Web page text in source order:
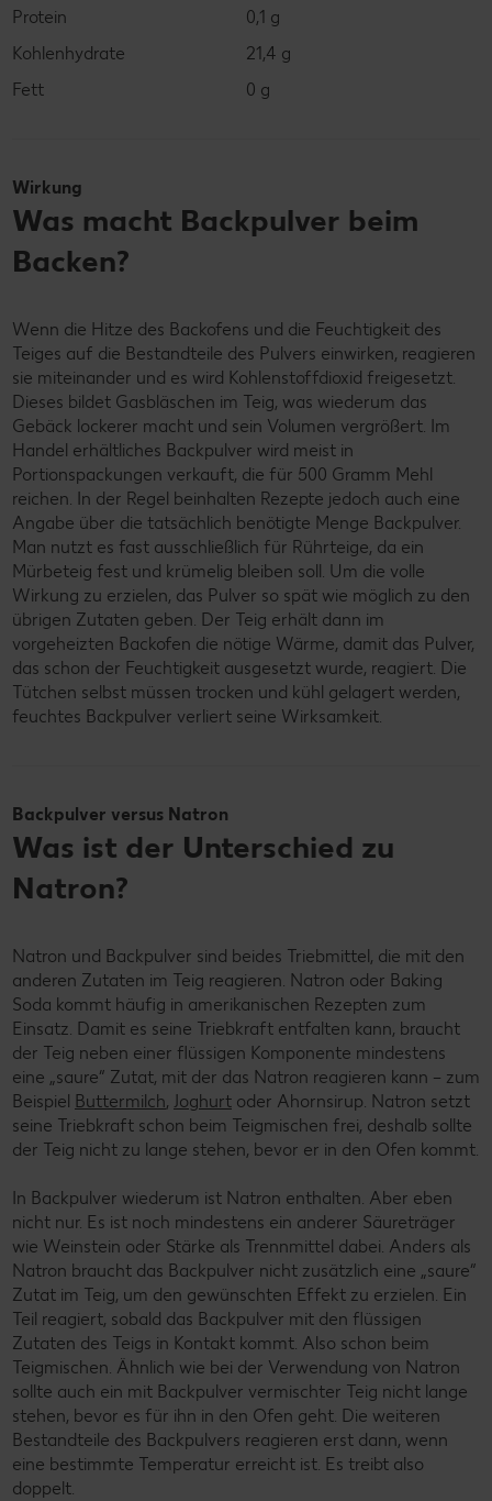
Protein
0,1 g
Kohlenhydrate
21,4 g
Fett
0 g
Wirkung
Was macht Backpulver beim
Backen?
Wenn die Hitze des Backofens und die Feuchtigkeit des
Teiges auf die Bestandteile des Pulvers einwirken, reagieren
sie miteinander und es wird Kohlenstoffdioxid freigesetzt.
Dieses bildet Gasbläschen im Teig, was wiederum das
Gebäck lockerer macht und sein Volumen vergrößert. Im
Handel erhältliches Backpulver wird meist in
Portionspackungen verkauft, die für 500 Gramm Mehl
reichen. In der Regel beinhalten Rezepte jedoch auch eine
Angabe über die tatsächlich benötigte Menge Backpulver.
Man nutzt es fast ausschließlich für Rührteige, da ein
Mürbeteig fest und krümelig bleiben soll. Um die volle
Wirkung zu erzielen, das Pulver so spät wie möglich zu den
übrigen Zutaten geben. Der Teig erhält dann im
vorgeheizten Backofen die nötige Wärme, damit das Pulver,
das schon der Feuchtigkeit ausgesetzt wurde, reagiert. Die
Tütchen selbst müssen trocken und kühl gelagert werden,
feuchtes Backpulver verliert seine Wirksamkeit.
Backpulver versus Natron
Was ist der Unterschied zu
Natron?
Natron und Backpulver sind beides Triebmittel, die mit den
anderen Zutaten im Teig reagieren. Natron oder Baking
Soda kommt häufig in amerikanischen Rezepten zum
Einsatz. Damit es seine Triebkraft entfalten kann, braucht
der Teig neben einer flüssigen Komponente mindestens
eine „saure“ Zutat, mit der das Natron reagieren kann – zum
Beispiel Buttermilch, Joghurt oder Ahornsirup. Natron setzt
seine Triebkraft schon beim Teigmischen frei, deshalb sollte
der Teig nicht zu lange stehen, bevor er in den Ofen kommt.
In Backpulver wiederum ist Natron enthalten. Aber eben
nicht nur. Es ist noch mindestens ein anderer Säureträger
wie Weinstein oder Stärke als Trennmittel dabei. Anders als
Natron braucht das Backpulver nicht zusätzlich eine „saure“
Zutat im Teig, um den gewünschten Effekt zu erzielen. Ein
Teil reagiert, sobald das Backpulver mit den flüssigen
Zutaten des Teigs in Kontakt kommt. Also schon beim
Teigmischen. Ähnlich wie bei der Verwendung von Natron
sollte auch ein mit Backpulver vermischter Teig nicht lange
stehen, bevor es für ihn in den Ofen geht. Die weiteren
Bestandteile des Backpulvers reagieren erst dann, wenn
eine bestimmte Temperatur erreicht ist. Es treibt also
doppelt.